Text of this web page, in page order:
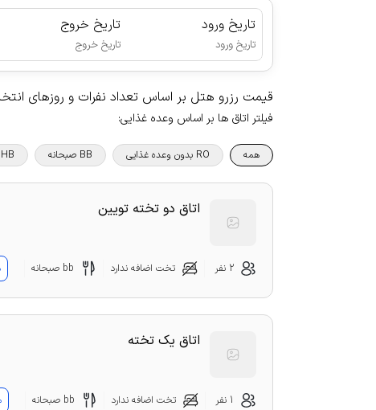
تاریخ ورود
تاریخ ورود
تاریخ خروج
تاریخ خروج
قیمت رزرو هتل بر اساس تعداد نفرات و روزهای
فیلتر اتاق ها بر اساس وعده غذایی:
همه RO بدون وعده غذایی BB صبحانه HB صبحانه + یک وعده غذا
اتاق دو تخته تویین
2 نفر تخت اضافه ندارد bb صبحانه
اتاق یک تخته
1 نفر تخت اضافه ندارد bb صبحانه